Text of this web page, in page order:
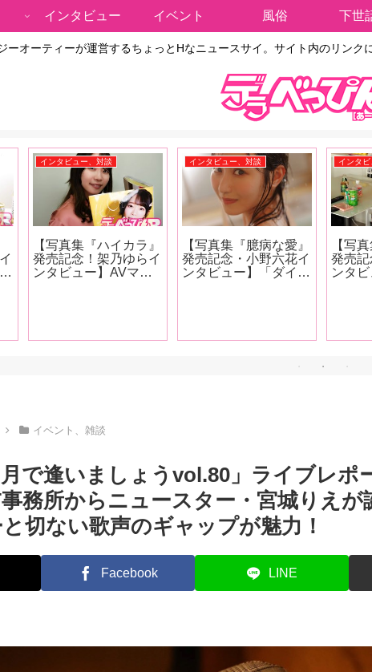
ーオーティーが運営するちょっとHなニュースサイ。サイト内のリン
インタビュー イベント 風俗 下世
インタビュー、対談
【写真集『ハイカラ』
発売記念！架乃ゆらイ
ンタビュー】AVマニ
M男の乳首を一晩中責
インタビュー、対談
【写真集『臆病な愛』
発売記念・小野六花イ
ンタビュー】「ダイエ
に測ってもらったら全
インタ
【写
発売記
ンタ
った
イベント、雑談
月で逢いましょうvol.80」ライブレポ
務所からニュースター・宮城りえ
切ない歌声のギャップが魅力！
Facebook LINE